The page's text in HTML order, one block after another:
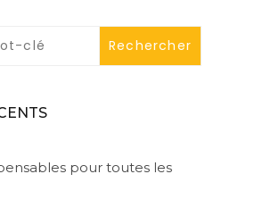
pour toutes les